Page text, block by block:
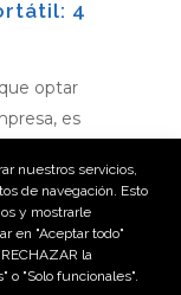
nuestros servicios,
de navegación. Esto
y mostrarle
en "Aceptar todo"
la
o "Solo funcionales".
4
optar
es
del
que su
asegura